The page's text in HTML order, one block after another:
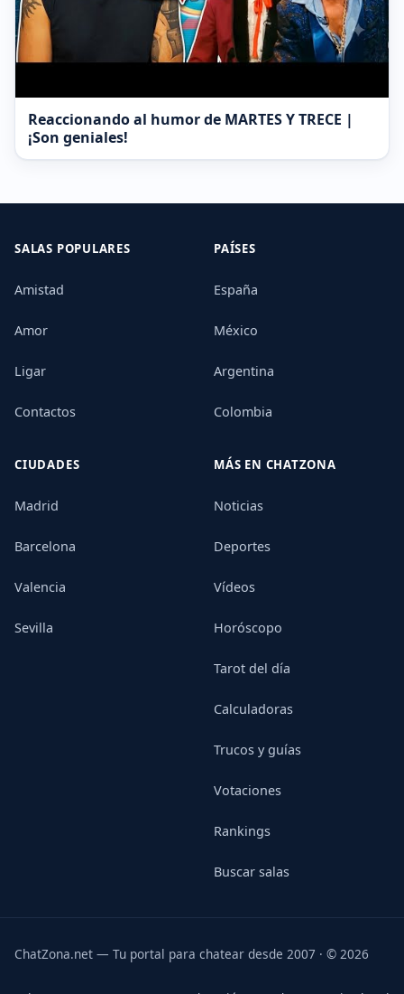
Reaccionando al humor de MARTES Y TRECE |
¡Son geniales!
SALAS POPULARES
Amistad
Amor
Ligar
Contactos
PAÍSES
España
México
Argentina
Colombia
CIUDADES
Madrid
Barcelona
Valencia
Sevilla
MÁS EN CHATZONA
Noticias
Deportes
Vídeos
Horóscopo
Tarot del día
Calculadoras
Trucos y guías
Votaciones
Rankings
Buscar salas
ChatZona.net — Tu portal para chatear desde 2007 · © 2026